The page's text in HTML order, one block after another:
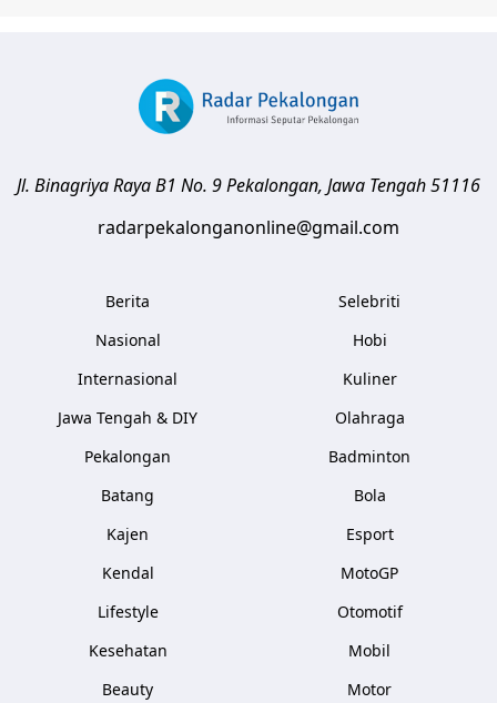
Jl. Binagriya Raya B1 No. 9Pekalongan, Jawa Tengah51116
radarpekalonganonline@gmail.com
Berita
Nasional
Internasional
Jawa Tengah & DIY
Pekalongan
Batang
Kajen
Kendal
Lifestyle
Kesehatan
Beauty
Selebriti
Hobi
Kuliner
Olahraga
Badminton
Bola
Esport
MotoGP
Otomotif
Mobil
Motor